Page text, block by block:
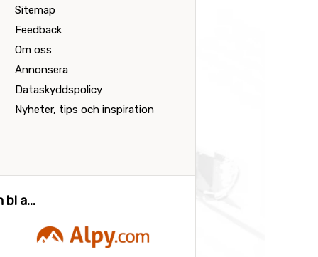
Sitemap
Feedback
Om oss
Annonsera
Dataskyddspolicy
Nyheter, tips och inspiration
bl a...